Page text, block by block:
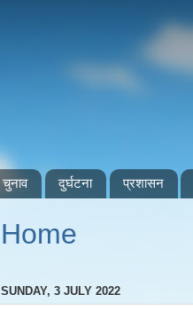
चुनाव दुर्घटना प्रशासन
Home
SUNDAY, 3 JULY 2022